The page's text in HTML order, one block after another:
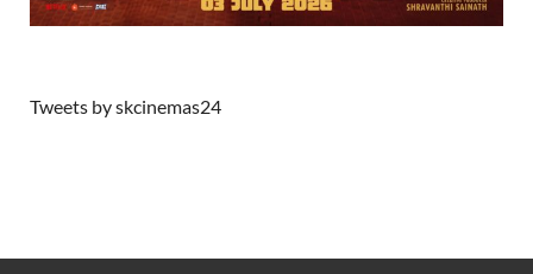
Tweets by skcinemas24